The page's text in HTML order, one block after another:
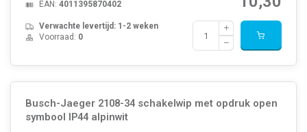
EAN: 4011395870402
Verwachte levertijd: 1-2 weken
Voorraad: 0
Busch-Jaeger 2108-34 schakelwip met opdruk open
symbool IP44 alpinwit